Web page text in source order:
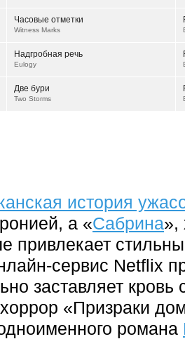
Часовые отметки
Witness Marks
Надгробная речь
Eulogy
Две бури
Two Storms
история
а «Сабрина»,
привлекает
сервис Netflix
заставляет кровь
«Призраки
романа